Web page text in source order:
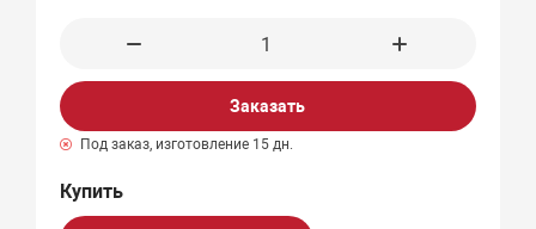
Заказать
Под заказ, изготовление 15 дн.